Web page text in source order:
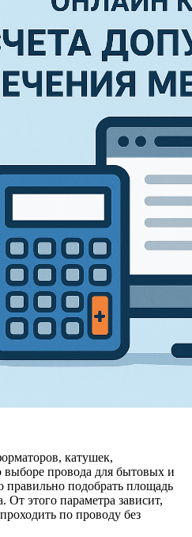
катушек,
выборе провода для бытовых и
подобрать площадь
От этого параметра зависит,
по проводу без